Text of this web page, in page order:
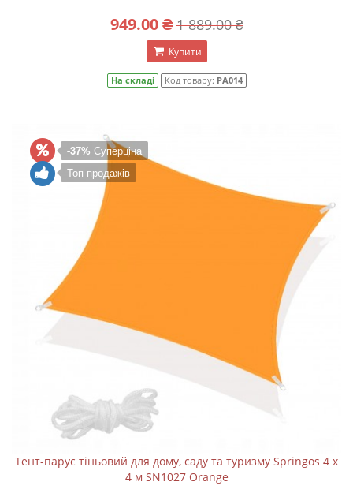
949.00 ₴ 1 889.00 ₴
Купити
На складі Код товару: PA014
-37% Суперціна
Топ продажів
Тент-парус тіньовий для дому, саду та туризму Springos 4 x
4 м SN1027 Orange